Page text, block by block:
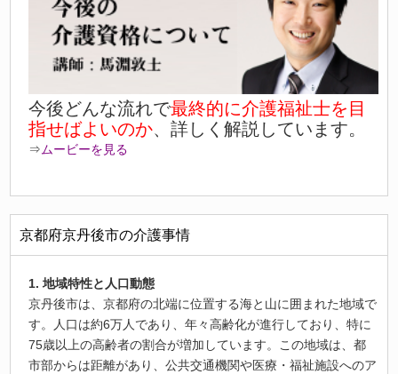
今後どんな流れで最終的に介護福祉士を目
指せばよいのか、詳しく解説しています。
⇒ムービーを見る
京都府京丹後市の介護事情
1. 地域特性と人口動態
京丹後市は、京都府の北端に位置する海と山に囲まれた地域で
す。人口は約6万人であり、年々高齢化が進行しており、特に
75歳以上の高齢者の割合が増加しています。この地域は、都
市部からは距離があり、公共交通機関や医療・福祉施設へのア